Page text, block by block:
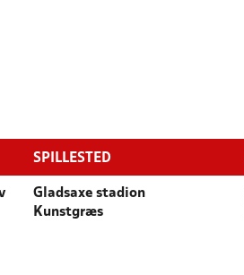
SPILLESTED
Gladsaxe stadion
Kunstgræs